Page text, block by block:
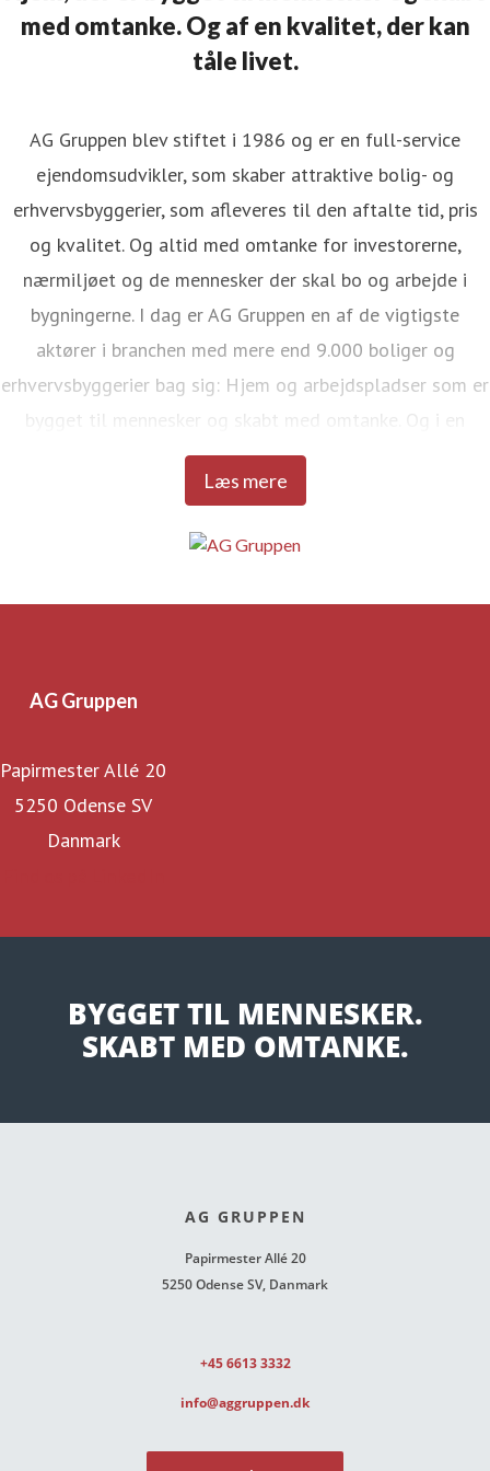
med omtanke. Og af en kvalitet, der kan
tåle livet.
Læs mere
AG Gruppen blev stiftet i 1986 og er en full-service
ejendomsudvikler, som skaber attraktive bolig- og
erhvervsbyggerier, som afleveres til den aftalte tid, pris
og kvalitet. Og altid med omtanke for investorerne,
nærmiljøet og de mennesker der skal bo og arbejde i
bygningerne. I dag er AG Gruppen en af de vigtigste
aktører i branchen med mere end 9.000 boliger og
erhvervsbyggerier bag sig: Hjem og arbejdspladser som er
bygget til mennesker og skabt med omtanke. Og i en
kvalitet, der kan tåle livet.
AG Gruppen
Papirmester Allé 20
5250 Odense SV
Danmark